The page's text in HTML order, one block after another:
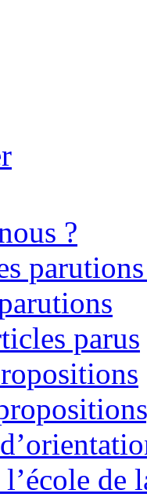
?
parus